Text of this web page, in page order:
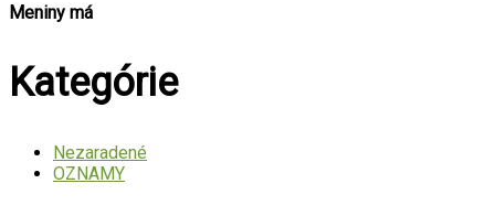
Meniny má
Kategórie
Nezaradené
OZNAMY